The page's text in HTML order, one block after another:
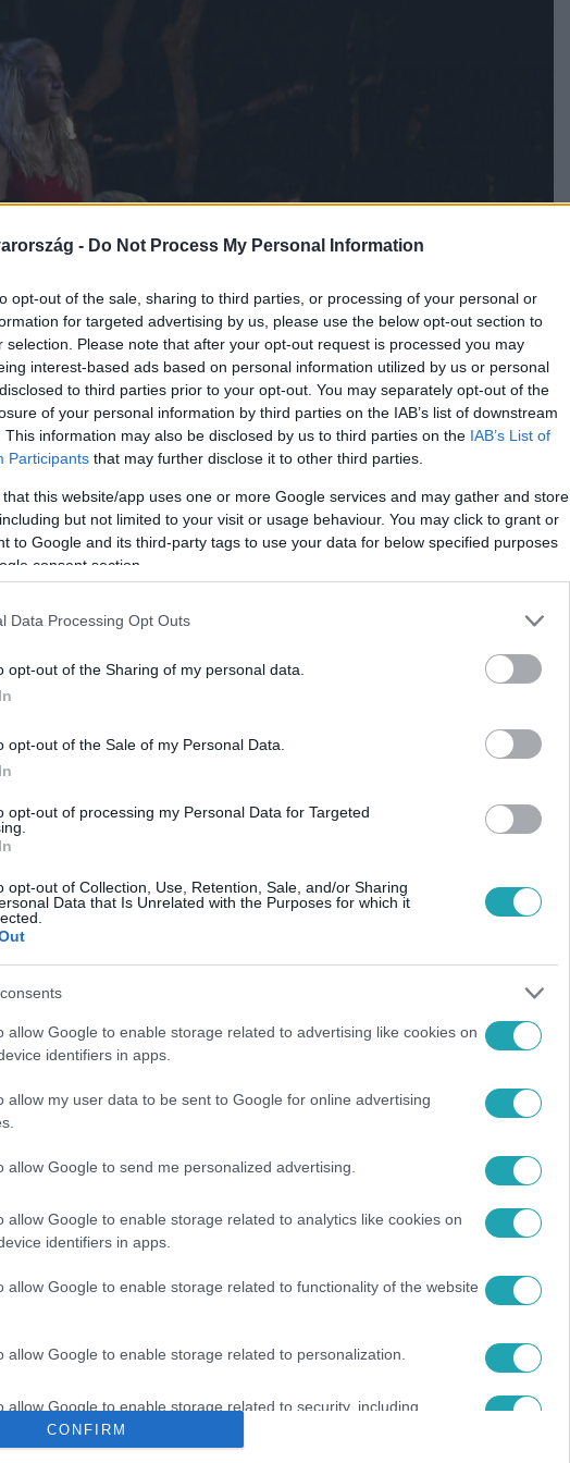
- Do Not Process My Personal Information
opt-out of the sale, sharing to third parties, or processing of your personal or
for targeted advertising by us, please use the below opt-out section to
selection. Please note that after your opt-out request is processed you may
interest-based ads based on personal information utilized by us or personal
to third parties prior to your opt-out. You may separately opt-out of the
of your personal information by third parties on the IAB’s list of downstream
This information may also be disclosed by us to third parties on the IAB’s List of
Participants that may further disclose it to other third parties.
that this website/app uses one or more Google services and may gather and store
but not limited to your visit or usage behaviour. You may click to grant or
to Google and its third-party tags to use your data for below specified purposes
consent section.
Data Processing Opt Outs
opt-out of the Sharing of my personal data.
opt-out of the Sale of my Personal Data.
opt-out of processing my Personal Data for Targeted
opt-out of Collection, Use, Retention, Sale, and/or Sharing
Data that Is Unrelated with the Purposes for which it
allow Google to enable storage related to advertising like cookies on
identifiers in apps.
allow my user data to be sent to Google for online advertising
allow Google to send me personalized advertising.
allow Google to enable storage related to analytics like cookies on
identifiers in apps.
allow Google to enable storage related to functionality of the website
allow Google to enable storage related to personalization.
allow Google to enable storage related to security, including
functionality and fraud prevention, and other user protection.
CONFIRM
játékot elvesztő Ibon törzs tartotta meg,
jelentő fáklyáját. Így már csak 15
legyen a Google-találatokban!
VÉGE FÁKLYA RTL KLUB